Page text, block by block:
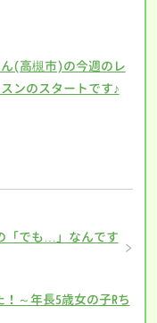
(高槻市)の今週のレ
ンのスタートです♪
「でも…」なんです
～年長5歳女の子Rち